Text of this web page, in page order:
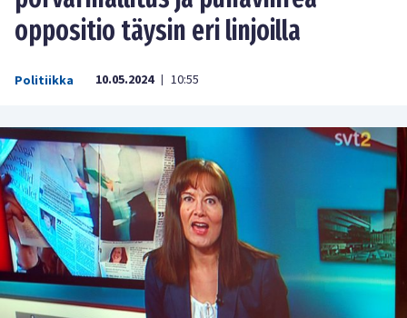
oppositio täysin eri linjoilla
Politiikka 10.05.2024 | 10:55